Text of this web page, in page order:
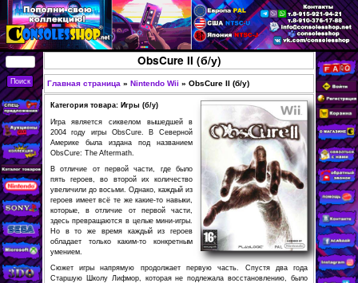
Перейти к основному
содержанию
КУПИТЬ
СОВРЕМЕННЫЕ И
РЕТРО ИГРОВЫЕ
ПРИСТАВКИ,
ИГРЫ, ФИГУРКИ,
РЕДКИЕ
КОЛЛЕКЦИОННЫЕ
ТОВАРЫ В
ObsCure II (б/у)
Вы здесь
Главная страница » Nintendo Wii » ObsCure II (б/у)
Категория товара: Игры (б/у)
Игра является сиквелом вышедшей в
2004 году игры ObsCure. В Северной
Америке была издана под названием
ObsCure: The Aftermath.
В отличие от первой части, где было
пять героев, во второй их количество
увеличили до восьми. Однако, каждый из